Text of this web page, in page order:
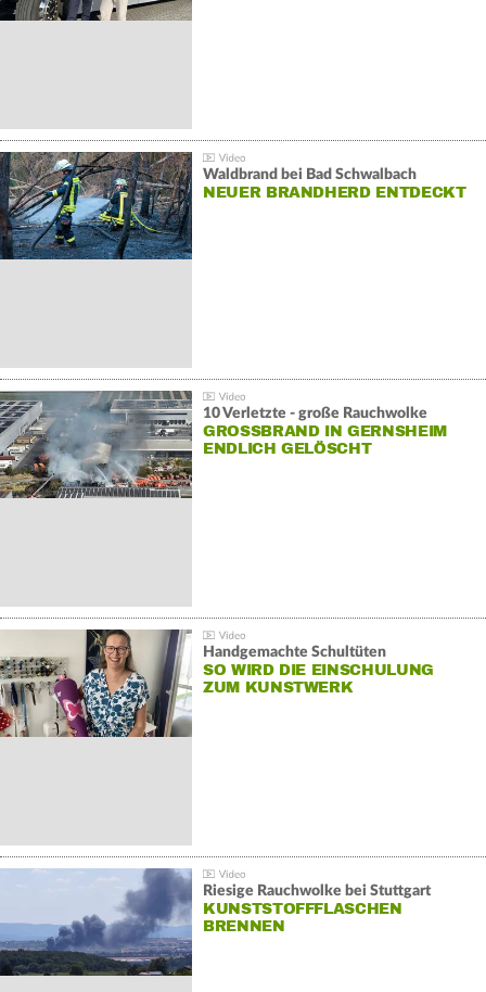
Waldbrand bei Bad Schwalbach
NEUER BRANDHERD ENTDECKT
10 Verletzte - große Rauchwolke
GROSSBRAND IN GERNSHEIM E
NDLICH GELÖSCHT
Handgemachte Schultüten
SO WIRD DIE EINSCHULUNG
ZUM KUNSTWERK
Riesige Rauchwolke bei Stuttgart
KUNSTSTOFFFLASCHEN
BRENNEN